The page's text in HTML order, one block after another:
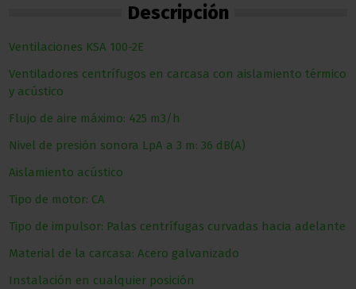
Descripción
Ventilaciones KSA 100-2E
Ventiladores centrífugos en carcasa con aislamiento térmico
y acústico
Flujo de aire máximo: 425 m3/h
Nivel de presión sonora LpA a 3 m: 36 dB(A)
Aislamiento acústico
Tipo de motor: CA
Tipo de impulsor: Palas centrífugas curvadas hacia adelante
Material de la carcasa: Acero galvanizado
Instalación en cualquier posición